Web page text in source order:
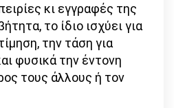
κι εγγραφές της
το ίδιο ισχύει για
την τάση για
φυσικά την έντονη
τους άλλους ή τον